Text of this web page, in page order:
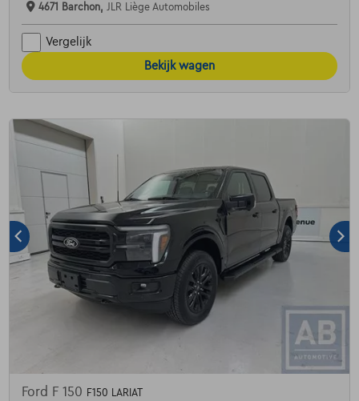
4671 Barchon, JLR Liège Automobiles
Vergelijk
Bekijk wagen
Ford F 150 F150 LARIAT